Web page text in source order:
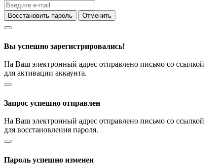
Восстановить пароль Отменить
Вы успешно зарегистрировались!
На Ваш электронный адрес отправлено письмо со ссылкой
для активации аккаунта.
Запрос успешно отправлен
На Ваш электронный адрес отправлено письмо со ссылкой
для восстановления пароля.
Пароль успешно изменен